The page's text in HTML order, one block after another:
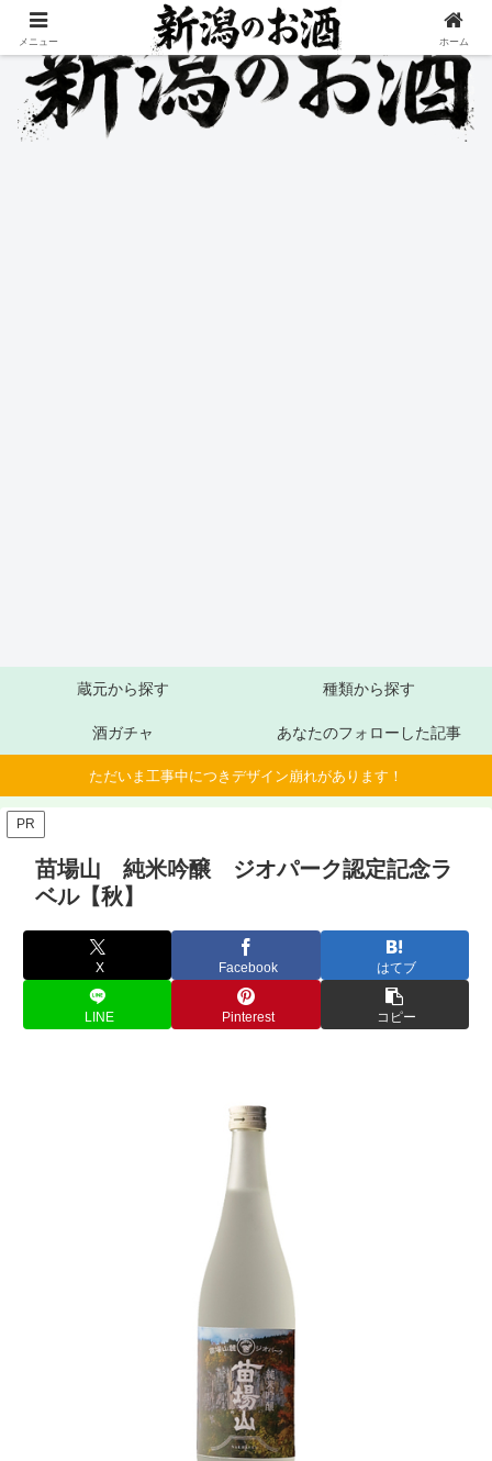
蔵元から探す 種類から探す
酒ガチャ あなたのフォローした記事
ただいま工事中につきデザイン崩れがあります！
PR
苗場山 純米吟醸 ジオパーク認定記念ラ
ベル【秋】
X Facebook はてブ
LINE Pinterest コピー
メニュー ホーム